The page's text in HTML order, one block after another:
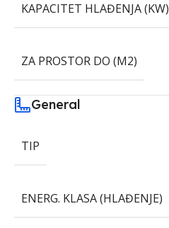
KAPACITET HLAĐENJA (KW)
ZA PROSTOR DO (M2)
General
TIP
ENERG. KLASA (HLAĐENJE)